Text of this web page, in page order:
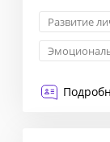
Развитие